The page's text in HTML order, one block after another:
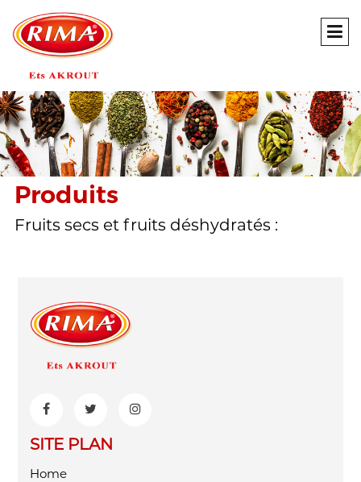
Produits
Fruits secs et fruits déshydratés :
SITE PLAN
Home